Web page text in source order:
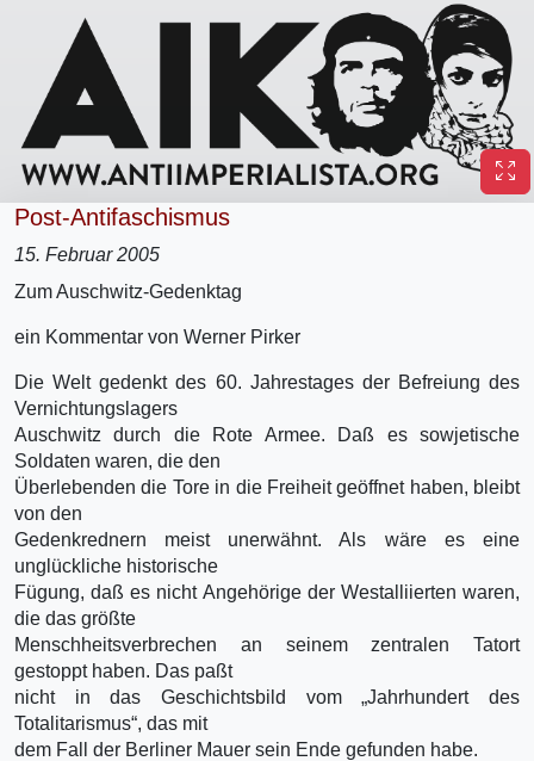
Post-Antifaschismus
15. Februar 2005
Zum Auschwitz-Gedenktag
ein Kommentar von Werner Pirker
Die Welt gedenkt des 60. Jahrestages der Befreiung des
Vernichtungslagers
Auschwitz durch die Rote Armee. Daß es sowjetische
Soldaten waren, die den
Überlebenden die Tore in die Freiheit geöffnet haben, bleibt
von den
Gedenkrednern meist unerwähnt. Als wäre es eine
unglückliche historische
Fügung, daß es nicht Angehörige der Westalliierten waren,
die das größte
Menschheitsverbrechen an seinem zentralen Tatort
gestoppt haben. Das paßt
nicht in das Geschichtsbild vom „Jahrhundert des
Totalitarismus“, das mit
dem Fall der Berliner Mauer sein Ende gefunden habe.